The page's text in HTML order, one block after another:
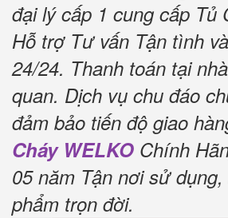
đại lý cấp 1 cung cấp Tủ
Hỗ trợ Tư vấn Tận tình
24/24. Thanh toán tại
quan. Dịch vụ chu đáo
đảm bảo tiến độ giao
Cháy WELKO Chính
05 năm Tận nơi sử
phẩm trọn đời.